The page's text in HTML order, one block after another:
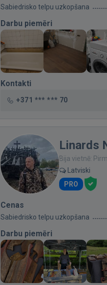
Sabiedrisko telpu uzkopšana
Darbu piemēri
Kontakti
+371 *** *** 70
Linards
Bija vietnē:
Latviski
PRO
Cenas
Sabiedrisko telpu uzkopšana
Darbu piemēri